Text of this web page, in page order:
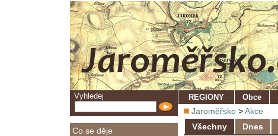
Vyhledej
Co se děje
REGIONY
Obce
Jaroměřsko >Akce
Všechny
Dnes